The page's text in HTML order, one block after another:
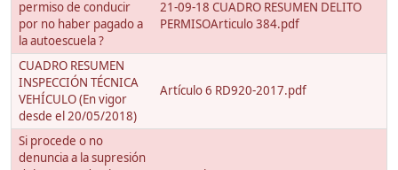
permiso de conducir
por no haber pagado a
la autoescuela ?
21-09-18 CUADRO RESUMEN DELITO
PERMISOArticulo 384.pdf
CUADRO RESUMEN
INSPECCIÓN TÉCNICA
VEHÍCULO (En vigor
desde el 20/05/2018)
Artículo 6 RD920-2017.pdf
Si procede o no
denuncia a la supresión